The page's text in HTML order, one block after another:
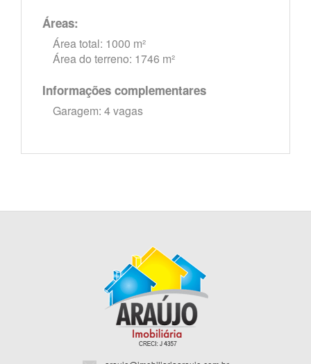
Áreas:
Área total: 1000 m²
Área do terreno: 1746 m²
Informações complementares
Garagem: 4 vagas